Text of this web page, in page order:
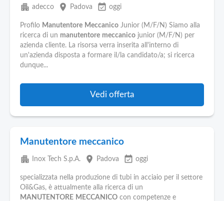
Blog
Pubblica
Offerte
Aziende
apartment adecco place Padova event_available oggi
Profilo Manutentore Meccanico Junior (M/F/N) Siamo alla
ricerca di un manutentore meccanico junior (M/F/N) per
azienda cliente. La risorsa verra inserita all'interno di
un'azienda disposta a formare il/la candidato/a; si ricerca
dunque...
Vedi offerta
Manutentore meccanico
apartment Inox Tech S.p.A. place Padova event_available oggi
specializzata nella produzione di tubi in acciaio per il settore
Oil&Gas, è attualmente alla ricerca di un
MANUTENTORE MECCANICO con competenze e